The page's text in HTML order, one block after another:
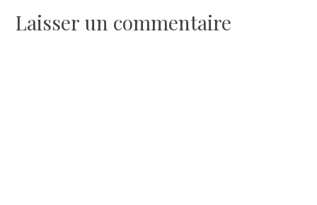
Laisser un commentaire